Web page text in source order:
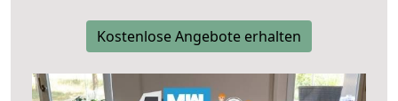
Kostenlose Angebote erhalten